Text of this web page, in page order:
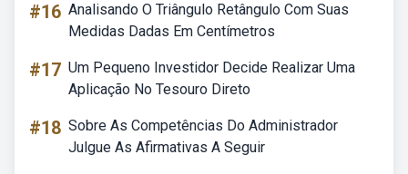
#16 Analisando O Triângulo Retângulo Com Suas
Medidas Dadas Em Centímetros
#17 Um Pequeno Investidor Decide Realizar Uma
Aplicação No Tesouro Direto
#18 Sobre As Competências Do Administrador
Julgue As Afirmativas A Seguir